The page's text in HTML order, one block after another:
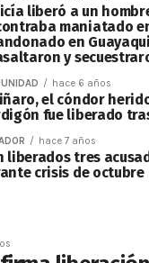
liberó a un
maniatado
en
y
hace 6 años
el cóndor
fue liberado
hace 7 años
liberados tres
crisis de octubre